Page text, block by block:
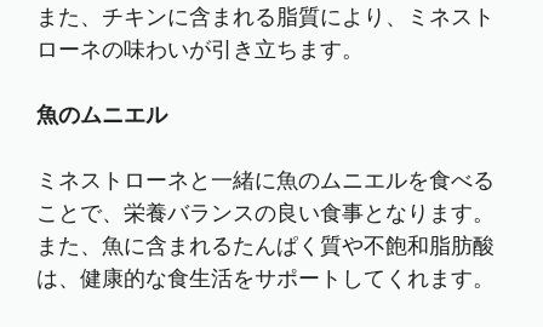
また、チキンに含まれる脂質により、ミネスト
ローネの味わいが引き立ちます。
魚のムニエル
ミネストローネと一緒に魚のムニエルを食べる
ことで、栄養バランスの良い食事となります。
また、魚に含まれるたんぱく質や不飽和脂肪酸
は、健康的な食生活をサポートしてくれます。